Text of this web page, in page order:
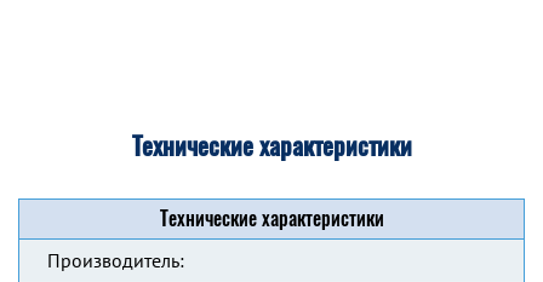
Технические характеристики
Технические характеристики
Производитель: